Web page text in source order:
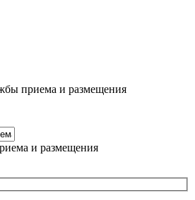
приема и размещения
и размещения